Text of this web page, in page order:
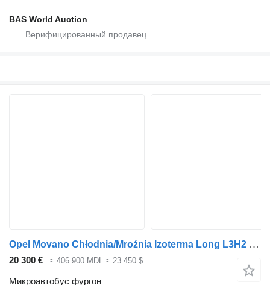
BAS World Auction
Opel Movano Chłodnia/Mroźnia Izoterma Long L3H2 Maxi Salon PL, Jeden
20 300 € ≈ 406 900 MDL ≈ 23 450 $
Микроавтобус фургон